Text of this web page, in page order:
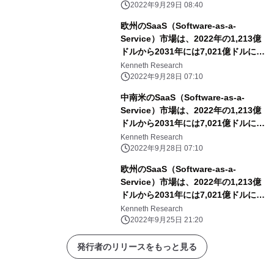
2022年9月29日 08:40
欧州のSaaS（Software-as-a-
Service）市場は、2022年の1,213億
ドルから2031年には7,021億ドルに達
し、予測期間中のCAGRは18.82%に達
すると予想。
Kenneth Research
2022年9月28日 07:10
中南米のSaaS（Software-as-a-
Service）市場は、2022年の1,213億
ドルから2031年には7,021億ドルに達
し、予測期間中のCAGRは18.82%に達
すると予測。
Kenneth Research
2022年9月28日 07:10
欧州のSaaS（Software-as-a-
Service）市場は、2022年の1,213億
ドルから2031年には7,021億ドルに達
し、予測期間中のCAGRは18.82%に達
すると予想。
Kenneth Research
2022年9月25日 21:20
発行者のリリースをもっと見る